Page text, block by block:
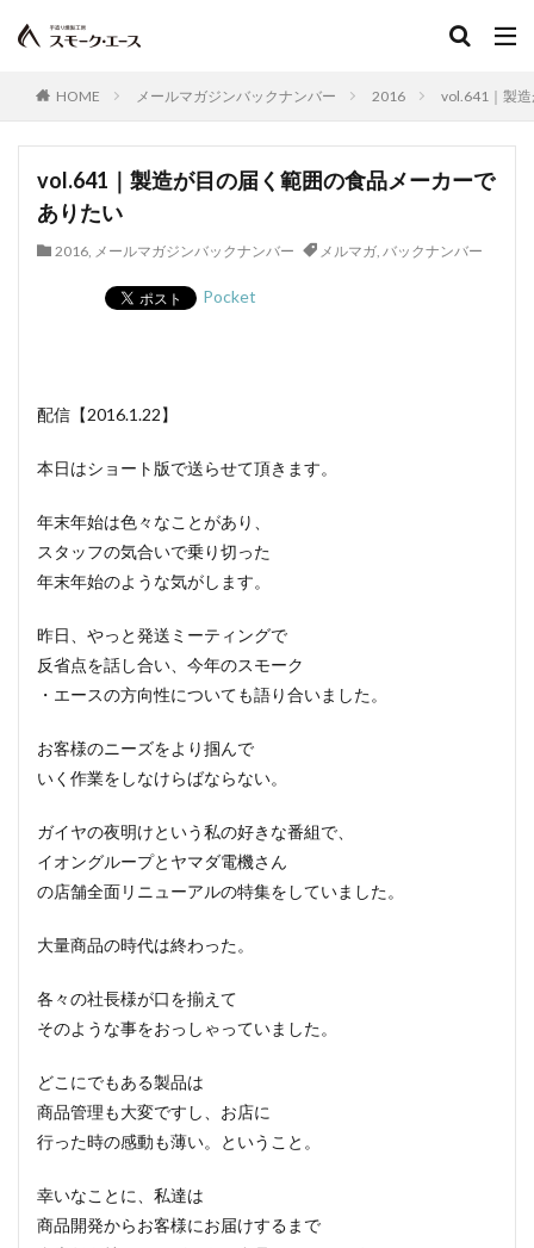
殺菌釜
殺菌灯
ショートホーン
グリーンリング
ジャージー 若齢肥育
しゃも
シューソーセージ
鶏炭火焼レア－
スモークソフトベーコン
HOME メールマガジンバックナンバー 2016 vol.641｜製
vol.641｜製造が目の届く範囲の食品メーカーで
ありたい
2016, メールマガジンバックナンバー メルマガ, バックナンバー
Pocket
配信【2016.1.22】
本日はショート版で送らせて頂きます。
年末年始は色々なことがあり、
スタッフの気合いで乗り切った
年末年始のような気がします。
昨日、やっと発送ミーティングで
反省点を話し合い、今年のスモーク
・エースの方向性についても語り合いました。
お客様のニーズをより掴んで
いく作業をしなけらばならない。
ガイヤの夜明けという私の好きな番組で、
イオングループとヤマダ電機さん
の店舗全面リニューアルの特集をしていました。
大量商品の時代は終わった。
各々の社長様が口を揃えて
そのような事をおっしゃっていました。
どこにでもある製品は
商品管理も大変ですし、お店に
行った時の感動も薄い。ということ。
幸いなことに、私達は
商品開発からお客様にお届けするまで